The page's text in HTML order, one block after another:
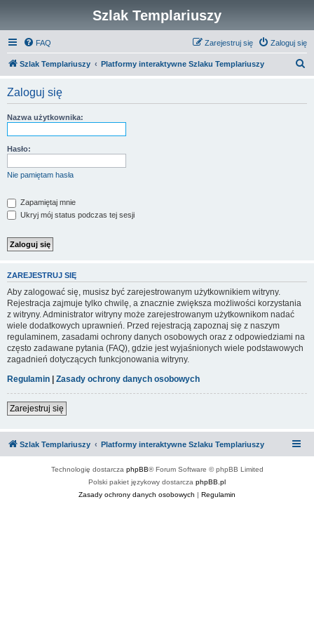
Szlak Templariuszy
FAQ Zaloguj się
Zarejestruj się
Szlak Templariuszy Platformy interaktywne Szlaku Templariuszy
Zaloguj się
Nazwa użytkownika:
Hasło:
Nie pamiętam hasła
Zapamiętaj mnie
Ukryj mój status podczas tej sesji
ZAREJESTRUJ SIĘ
Aby zalogować się, musisz być zarejestrowanym użytkownikiem witryny.
Rejestracja zajmuje tylko chwilę, a znacznie zwiększa możliwości korzystania
z witryny. Administrator witryny może zarejestrowanym użytkownikom nadać
wiele dodatkowych uprawnień. Przed rejestracją zapoznaj się z naszym
regulaminem, zasadami ochrony danych osobowych oraz z odpowiedziami na
często zadawane pytania (FAQ), gdzie jest wyjaśnionych wiele podstawowych
zagadnień dotyczących funkcjonowania witryny.
Regulamin | Zasady ochrony danych osobowych
Zarejestruj się
Szlak Templariuszy Platformy interaktywne Szlaku Templariuszy
Technologię dostarcza phpBB® Forum Software © phpBB Limited
Polski pakiet językowy dostarcza phpBB.pl
Zasady ochrony danych osobowych | Regulamin